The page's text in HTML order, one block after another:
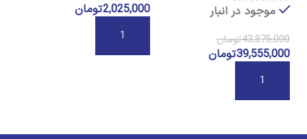
موجود در انبار
43,875,000تومان
39,555,000تومان
افزودن به سبد خرید
2,025,000تومان
افزودن به سبد خرید